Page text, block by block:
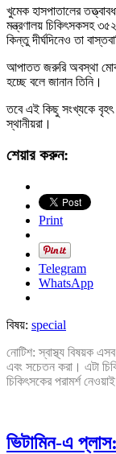
খুমেক হাসপাতালের
মন্ত্রণালয় চিকিৎসকসহ
কিন্তু দীর্ঘদিনেও তা
আপাতত জরুরি অবস্থা
হচ্ছে বলে জানান তিনি।
তবে এই কিছু সংখ্যকে বৃহৎ
স্থানীয়রা।
শেয়ার করুন:
Print
Telegram
WhatsApp
বিষয়: special
নোটিশ: স্বাস্থ্য বিষয়ক
এবং সচেতন করা। এটা
চিকিৎসকের পরামর্শ
ভিটামিন-এ